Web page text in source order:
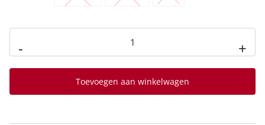
- +
Toevoegen aan winkelwagen